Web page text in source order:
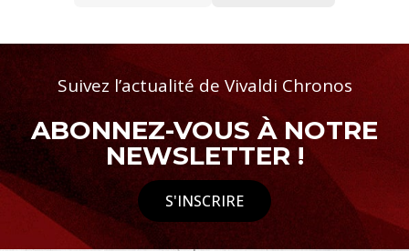
Suivez l’actualité de Vivaldi Chronos
ABONNEZ-VOUS À NOTRE
NEWSLETTER !
S'INSCRIRE